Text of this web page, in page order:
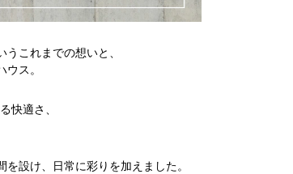
これまでの想いと、
ス。
快適さ、
設け、日常に彩りを加えました。